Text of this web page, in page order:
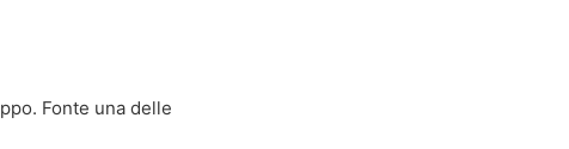
Fonte una delle